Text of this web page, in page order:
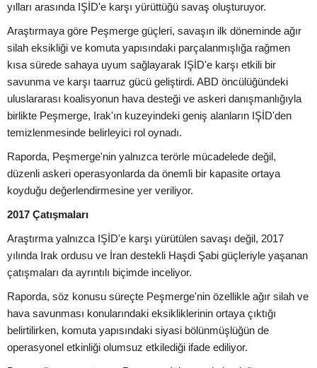
yılları arasında IŞİD'e karşı yürüttüğü savaş oluşturuyor.
Araştırmaya göre Peşmerge güçleri, savaşın ilk döneminde ağır
silah eksikliği ve komuta yapısındaki parçalanmışlığa rağmen
kısa sürede sahaya uyum sağlayarak IŞİD'e karşı etkili bir
savunma ve karşı taarruz gücü geliştirdi. ABD öncülüğündeki
uluslararası koalisyonun hava desteği ve askeri danışmanlığıyla
birlikte Peşmerge, Irak'ın kuzeyindeki geniş alanların IŞİD'den
temizlenmesinde belirleyici rol oynadı.
Raporda, Peşmerge'nin yalnızca terörle mücadelede değil,
düzenli askeri operasyonlarda da önemli bir kapasite ortaya
koyduğu değerlendirmesine yer veriliyor.
2017 Çatışmaları
Araştırma yalnızca IŞİD'e karşı yürütülen savaşı değil, 2017
yılında Irak ordusu ve İran destekli Haşdi Şabi güçleriyle yaşanan
çatışmaları da ayrıntılı biçimde inceliyor.
Raporda, söz konusu süreçte Peşmerge'nin özellikle ağır silah ve
hava savunması konularındaki eksikliklerinin ortaya çıktığı
belirtilirken, komuta yapısındaki siyasi bölünmüşlüğün de
operasyonel etkinliği olumsuz etkilediği ifade ediliyor.